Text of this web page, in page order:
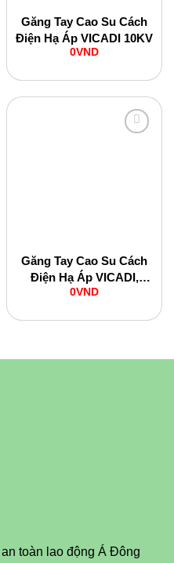
Găng Tay Cao Su Cách
Điện Hạ Áp VICADI 10KV
0VND
Găng Tay Cao Su Cách
Điện Hạ Áp VICADI,
15KV
0VND
toàn lao động Á Đông